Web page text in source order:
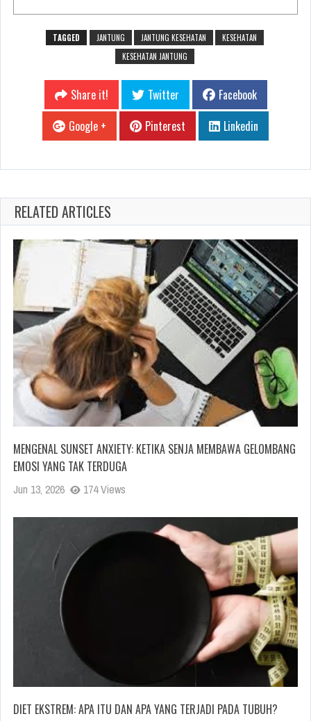
TAGGED JANTUNG JANTUNG KESEHATAN
KESEHATAN
KESEHATAN JANTUNG
Share it! Twitter
Facebook
Google +
Pinterest Linkedin
RELATED ARTICLES
MENGENAL SUNSET ANXIETY: KETIKA SENJA MEMBAWA GELOMBANG
EMOSI YANG TAK TERDUGA
Jun 13, 2026 174 Views
DIET EKSTREM: APA ITU DAN APA YANG TERJADI PADA TUBUH?